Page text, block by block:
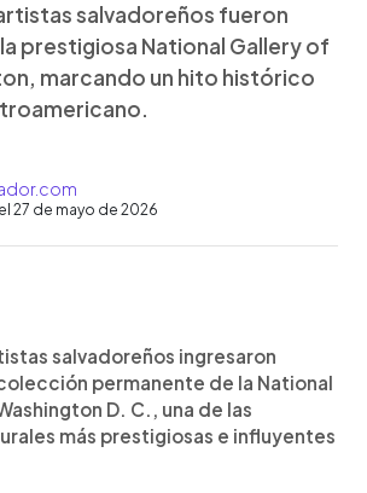
salvadoreños fueron
prestigiosa National Gallery of
marcando un hito histórico
27 de mayo de 2026
artículo
alcanzó un nuevo
internacional con el ingreso de
nacionales a la colección
la National Gallery of Art en
C. La incorporación incluye piezas
salvadoreños ingresaron
permanente de la National
D. C., una de las
más prestigiosas e influyentes